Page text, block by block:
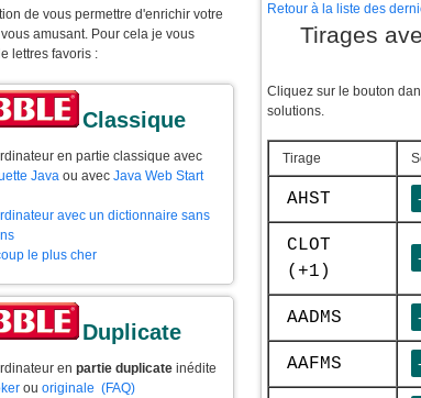
de vous permettre d'enrichir votre
amusant. Pour cela je vous
lettres favoris :
Classique
en partie classique avec
Java ou avec Java Web Start
avec un dictionnaire sans
le plus cher
Duplicate
en partie duplicate inédite
ou originale (FAQ)
Retour à la liste des
Tirages
Cliquez sur le bouton
solutions.
Tirage
AHST
CLOT
(+1)
AADMS
AAFMS